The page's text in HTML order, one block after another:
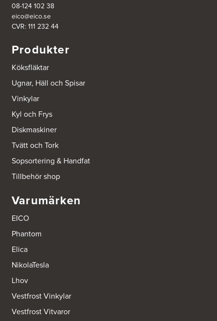
http://www.ballingslov.se
Ballingslöv Göteborg C
412 63 Göteborg
http://www.ballingslov.se
Ballingslöv Hässleholm
Nässelvägen 1
Stoby Måleri AB
291 59 Kristianstad
Tel.: 0046-725286480
http://www.ballingslov.se
Ballingslöv Hässleholm
Stoby Måleri AB
http://www.ballingslov.se
Industrigatan 18
Tel.:
http://www.ballingslov.se
Ballingslöv Länna
Lignellsväg 3
Tel.:0046-87454450
08-124 102 38
eico@eico.se
CVR: 111 232 44
Produkter
Köksfläktar
Ugnar, Häll och Spisar
Vinkylar
Kyl och Frys
Diskmaskiner
Tvätt och Tork
Sopsortering & Handfat
Tillbehör shop
Varumärken
EICO
Phantom
Elica
NikolaTesla
Lhov
Vestfrost Vinkylar
Vestfrost Vitvaror